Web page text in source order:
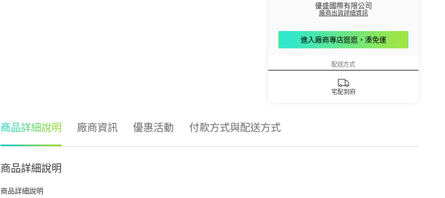
優盛國際有限公司
廠商出貨詳細資訊
進入廠商專店逛逛，湊免運
配送方式
宅配到府
商品詳細說明 廠商資訊 優惠活動 付款方式與配送方式
商品詳細說明
商品詳細說明